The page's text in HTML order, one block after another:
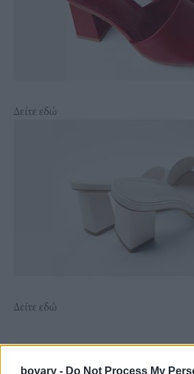
bovary - Do Not Process My
Δείτε εδώ
Δείτε εδώ